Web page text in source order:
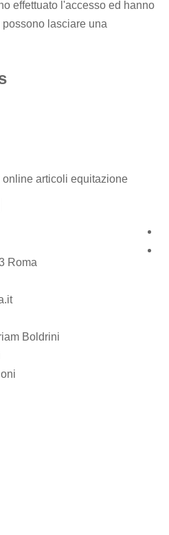
effettuato l'accesso ed hanno
lasciare una
Roma
Boldrini